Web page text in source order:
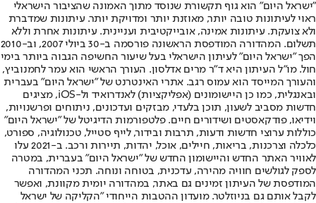
"ישראל היום" הוא גוף תקשורת שנוסד מתוך האמונה שהציבור הישראלי
ראוי לעיתונות טובה יותר, מאוזנת יותר ומדויקת יותר. עיתונות שמדברת
ולא צועקת. עיתונות אמינה, אובייקטיבית ועניינית. עיתונות אחרת וללא
תשלום. המהדורה המודפסת הראשונה פורסמה ב-30 ביולי 2007, וב-2010
הפך "ישראל היום" לעיתון הישראלי בעל שיעור החשיפה הגבוה ביותר בימי
חול. מו"ל העיתון היא ד"ר מרים אדלסון. העורך הראשי הוא עמר לחמנוביץ,
והעורך המייסד הוא עמוס רגב. אתרי האינטרנט של "ישראל היום" בעברית
ובאנגלית, כמו כן היישומונים (אפליקציות) לאנדרואיד ול-iOS, מציגים
חדשות מסביב לשעון, תוכן בלעדי, מבזקים ועדכונים, ניתוחים ופרשנויות,
וידיאו, פודקאסטים ושידורים חיים. פלטפורמות הדיגיטל של "ישראל היום"
כוללות ערוצי חדשות ודעות, תרבות ובידור, לייף סטייל, טכנולוגיה, ספורט,
כלכלה וצרכנות, בריאות, חיילים, אוכל, יהדות, תיירות ורכב. ב-2021 עלו
לאוויר האתר החדש והיישומון החדש של "ישראל היום" בעברית, במטרה
לספק לגולשים חוויה מהירה, עדכנית, בטוחה ונוחה. תכני המהדורה
המודפסת של העיתון זמינים גם באתר, במהדורה יומית מקוונת, ואפשר
לקבל אותם גם בניוזלטר. מועדון ההטבות הייחודי "הקליקה של ישראל